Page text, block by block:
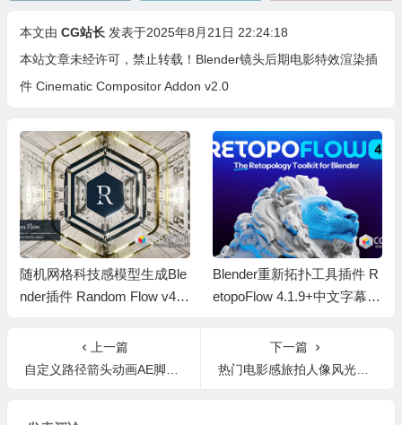
本文由 CG站长 发表于2025年8月21日 22:24:18
本站文章未经许可，禁止转载！ Blender镜头后期电影特效渲染插
件 Cinematic Compositor Addon v2.0
随机网格科技感模型生成Ble
nder插件 Random Flow v4.
Blender重新拓扑工具插件 R
etopoFlow 4.1.9+中文字幕教
上一篇
自定义路径箭头动画AE脚本 Head to Line V2.1 + 使用教程
下一篇
热门电影感旅拍人像风光纪录片松下索尼佳能尼康富士DJI后期调色LUT预设 Gamut – Immersion 1.0+2.0